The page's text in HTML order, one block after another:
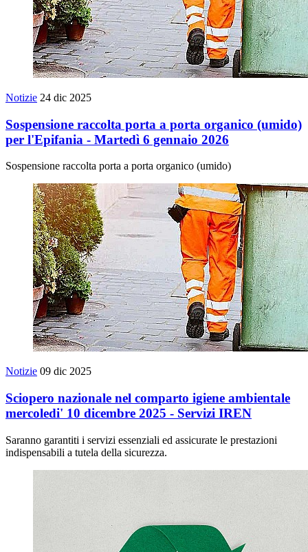
Notizie 24 dic 2025
Sospensione raccolta porta a porta organico (umido)
per l'Epifania - Martedì 6 gennaio 2026
Sospensione raccolta porta a porta organico (umido)
Notizie 09 dic 2025
Sciopero nazionale nel comparto igiene ambientale
mercoledi' 10 dicembre 2025 - Servizi IREN
Saranno garantiti i servizi essenziali ed assicurate le prestazioni
indispensabili a tutela della sicurezza.